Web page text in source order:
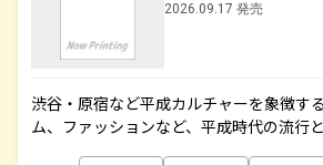
2026.09.17 発売
渋谷・原宿など平成カルチャーを象徴す
ム、ファッションなど、平成時代の流行